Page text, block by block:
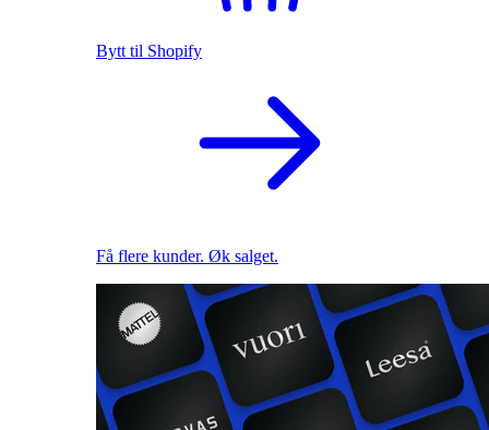
Bytt til Shopify
Få flere kunder. Øk salget.